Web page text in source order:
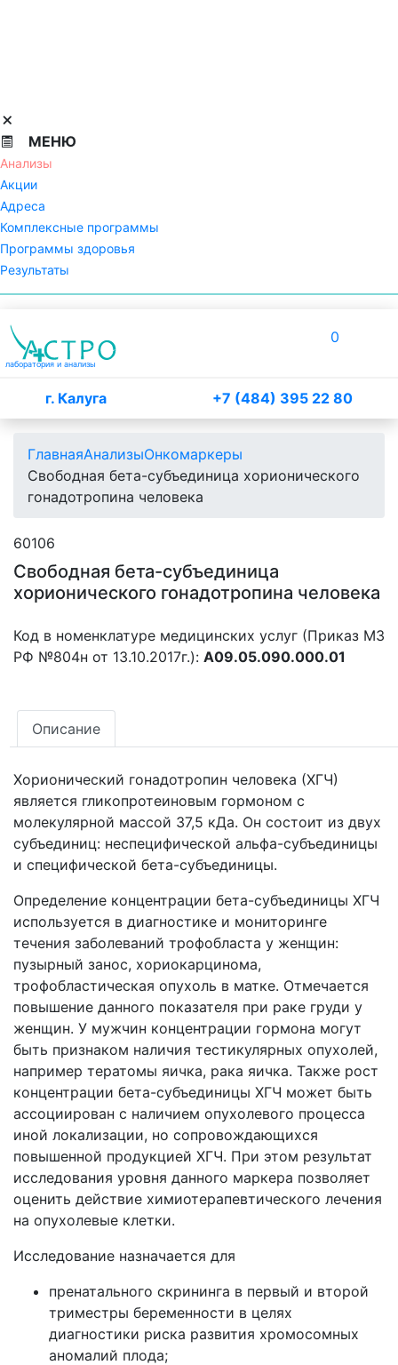
МЕНЮ
Анализы
Акции
Адреса
Комплексные программы
Программы здоровья
Результаты
лаборатория и анализы
г. Калуга +7 (484) 395 22 80
0
ГлавнаяАнализыОнкомаркеры
Свободная бета-субъединица хорионического
гонадотропина человека
60106
Свободная бета-субъединица
хорионического гонадотропина человека
Код в номенклатуре медицинских услуг (Приказ МЗ
РФ №804н от 13.10.2017г.): А09.05.090.000.01
Описание
Хорионический гонадотропин человека (ХГЧ)
является гликопротеиновым гормоном с
молекулярной массой 37,5 кДа. Он состоит из двух
субъединиц: неспецифической альфа-субъединицы
и специфической бета-субъединицы.
Определение концентрации бета-субъединицы ХГЧ
используется в диагностике и мониторинге
течения заболеваний трофобласта у женщин:
пузырный занос, хориокарцинома,
трофобластическая опухоль в матке. Отмечается
повышение данного показателя при раке груди у
женщин. У мужчин концентрации гормона могут
быть признаком наличия тестикулярных опухолей,
например тератомы яичка, рака яичка. Также рост
концентрации бета-субъединицы ХГЧ может быть
ассоциирован с наличием опухолевого процесса
иной локализации, но сопровождающихся
повышенной продукцией ХГЧ. При этом результат
исследования уровня данного маркера позволяет
оценить действие химиотерапевтического лечения
на опухолевые клетки.
Исследование назначается для
пренатального скрининга в первый и второй
триместры беременности в целях
диагностики риска развития хромосомных
аномалий плода;